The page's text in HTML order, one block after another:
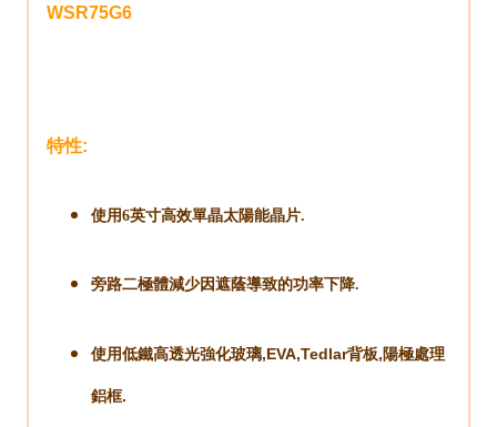
WSR75G6
特性:
使用6英寸高效單晶太陽能晶片.
旁路二極體減少因遮蔭導致的功率下降.
使用低鐵高透光強化玻璃,EVA,Tedlar背板,陽極處理
鋁框.